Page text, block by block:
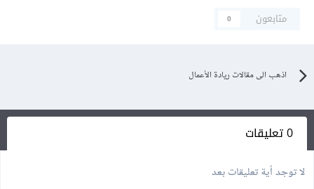
متابعون 0
اذهب الى مقالات ريادة الأعمال
0 تعليقات
لا توجد أية تعليقات بعد